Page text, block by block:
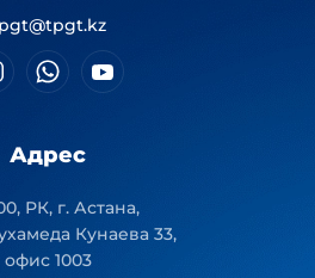
Адрес
РК, г. Астана,
Кунаева 33,
офис 1003